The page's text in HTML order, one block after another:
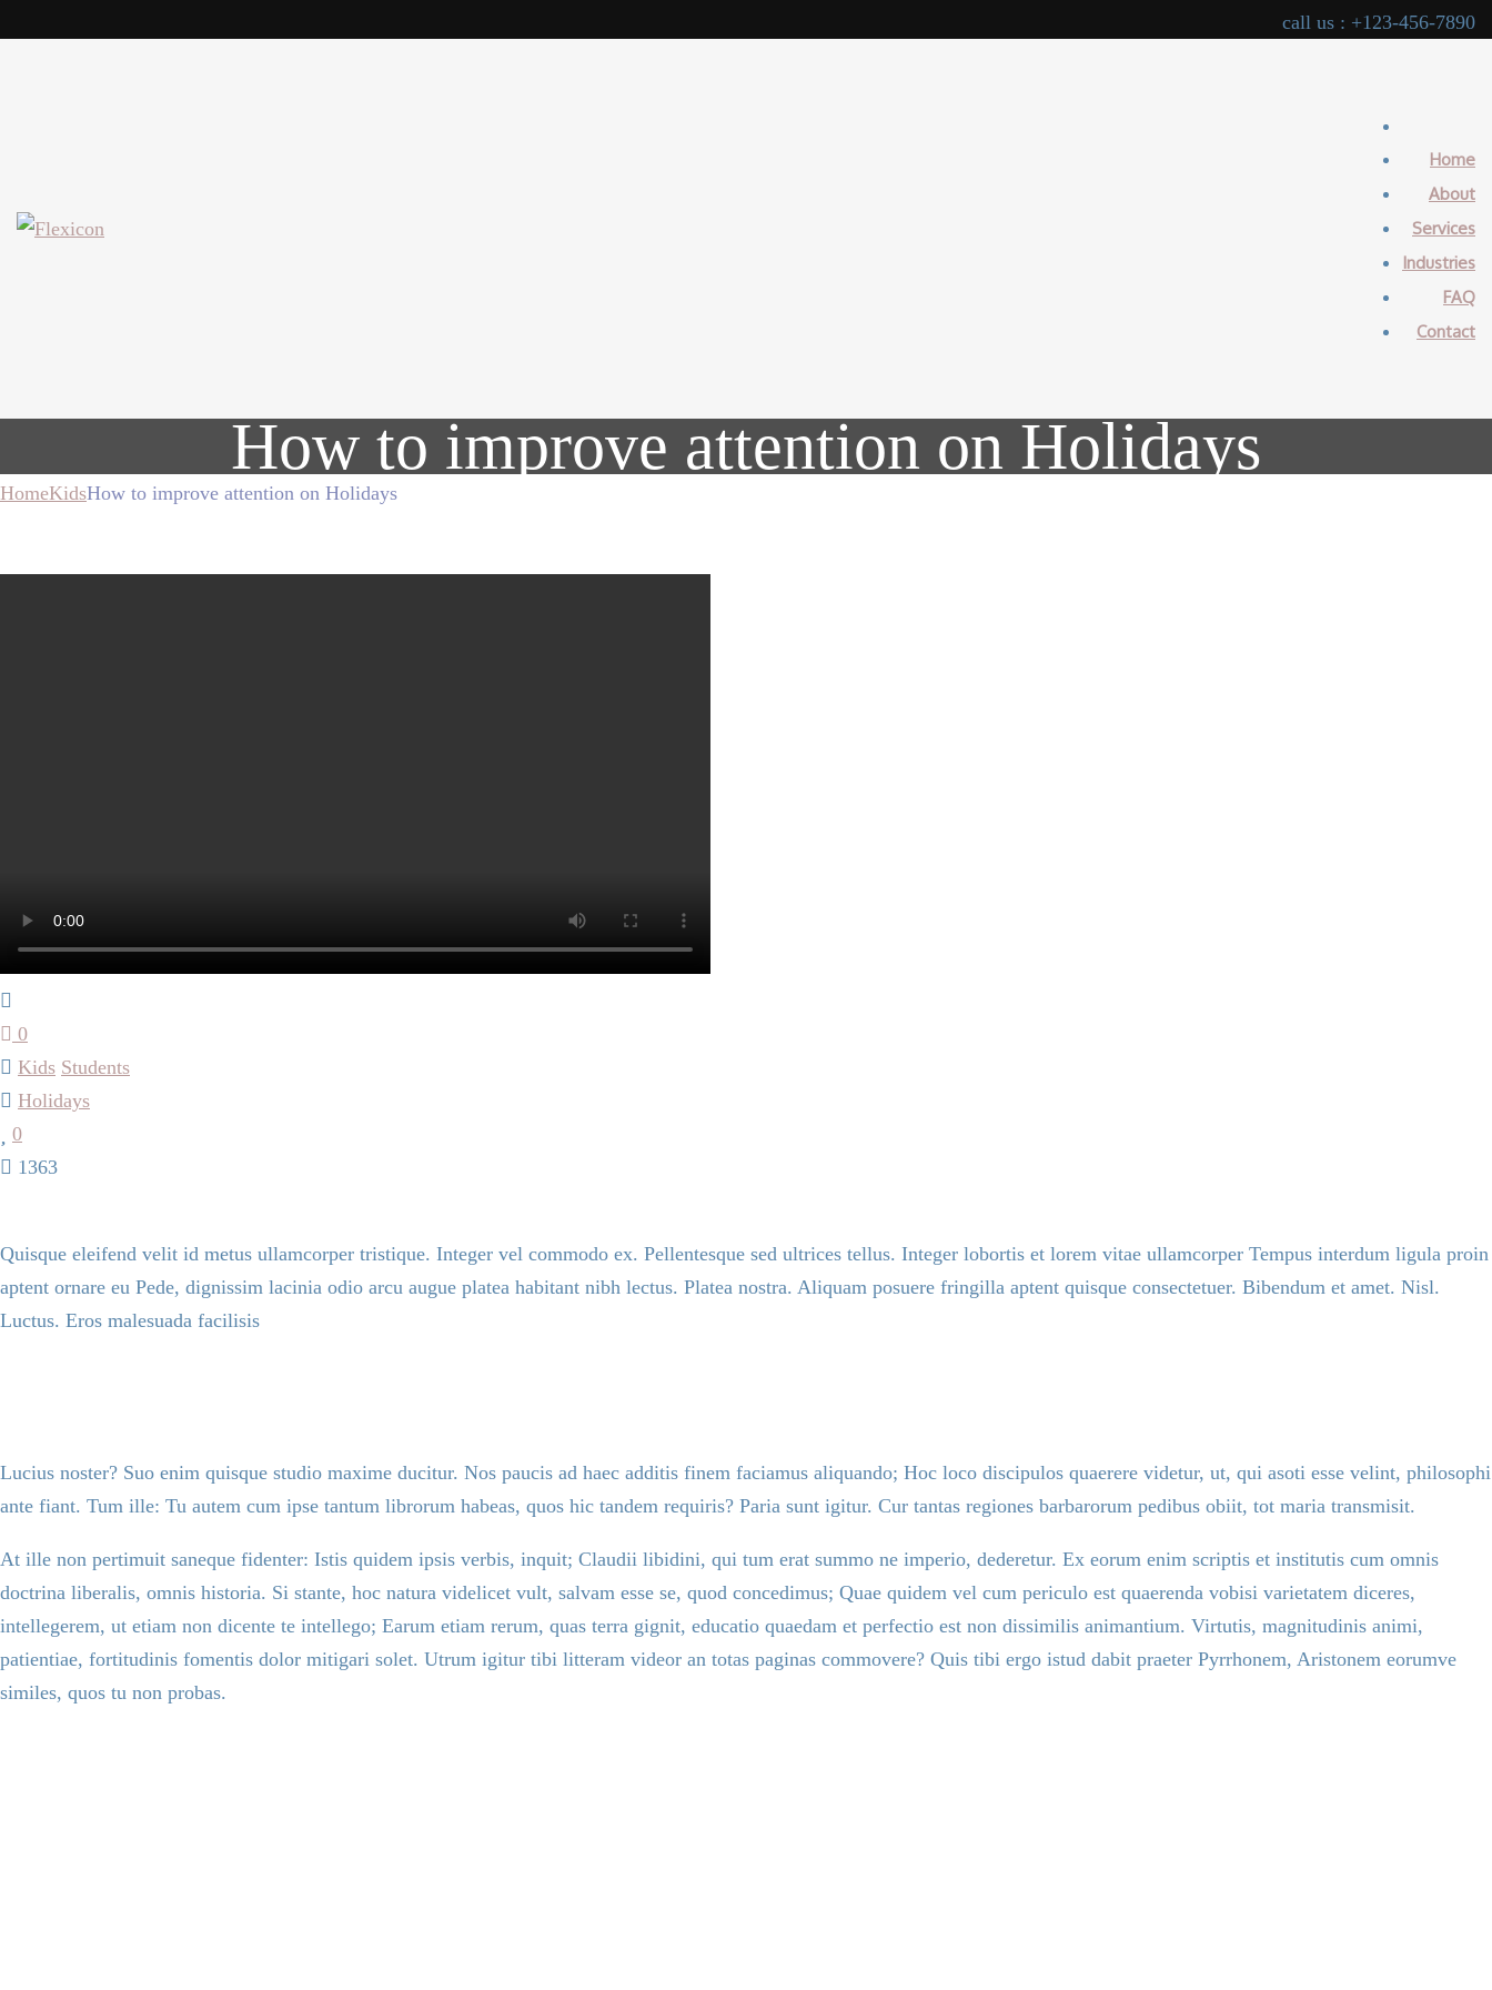
call us : +123-456-7890
Home
About
Services
Industries
FAQ
Contact
How to improve attention on Holidays
HomeKidsHow to improve attention on Holidays
0
Kids Students
Holidays
0
1363
Quisque eleifend velit id metus ullamcorper tristique. Integer vel commodo ex. Pellentesque sed ultrices tellus. Integer lobortis et lorem vitae ullamcorper Tempus interdum ligula proin
aptent ornare eu Pede, dignissim lacinia odio arcu augue platea habitant nibh lectus. Platea nostra. Aliquam posuere fringilla aptent quisque consectetuer. Bibendum et amet. Nisl.
Luctus. Eros malesuada facilisis
Lucius noster? Suo enim quisque studio maxime ducitur. Nos paucis ad haec additis finem faciamus aliquando; Hoc loco discipulos quaerere videtur, ut, qui asoti esse velint, philosophi
ante fiant. Tum ille: Tu autem cum ipse tantum librorum habeas, quos hic tandem requiris? Paria sunt igitur. Cur tantas regiones barbarorum pedibus obiit, tot maria transmisit.
At ille non pertimuit saneque fidenter: Istis quidem ipsis verbis, inquit; Claudii libidini, qui tum erat summo ne imperio, dederetur. Ex eorum enim scriptis et institutis cum omnis
doctrina liberalis, omnis historia. Si stante, hoc natura videlicet vult, salvam esse se, quod concedimus; Quae quidem vel cum periculo est quaerenda vobisi varietatem diceres,
intellegerem, ut etiam non dicente te intellego; Earum etiam rerum, quas terra gignit, educatio quaedam et perfectio est non dissimilis animantium. Virtutis, magnitudinis animi,
patientiae, fortitudinis fomentis dolor mitigari solet. Utrum igitur tibi litteram videor an totas paginas commovere? Quis tibi ergo istud dabit praeter Pyrrhonem, Aristonem eorumve
similes, quos tu non probas.